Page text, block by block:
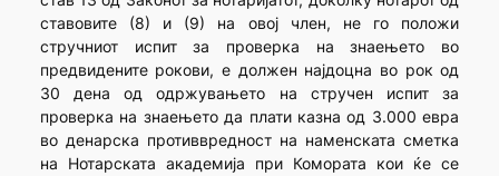
ставовите (8) и (9) на овој член, не го положи
стручниот испит за проверка на знаењето во
предвидените рокови, е должен најдоцна во рок од
30 дена од одржувањето на стручен испит за
проверка на знаењето да плати казна од 3.000 евра
во денарска противвредност на наменската сметка
на Нотарската академија при Комората кои ќе се